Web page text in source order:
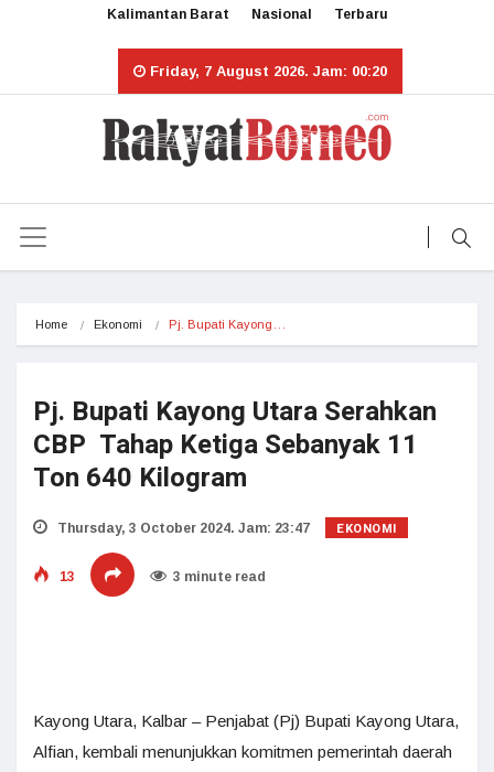
Kalimantan Barat Nasional Terbaru
Friday, 7 August 2026. Jam: 00:20
Home Ekonomi Pj. Bupati Kayong…
Pj. Bupati Kayong Utara Serahkan
CBP Tahap Ketiga Sebanyak 11
Ton 640 Kilogram
Thursday, 3 October 2024. Jam: 23:47 EKONOMI
13 3 minute read
Kayong Utara, Kalbar – Penjabat (Pj) Bupati Kayong Utara,
Alfian, kembali menunjukkan komitmen pemerintah daerah